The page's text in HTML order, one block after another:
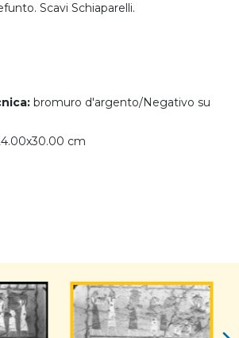
Scavi Schiaparelli.
bromuro d'argento/Negativo su
cm